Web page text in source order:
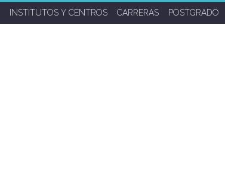
INSTITUTOS Y CENTROS CARRERAS POSTGRADO